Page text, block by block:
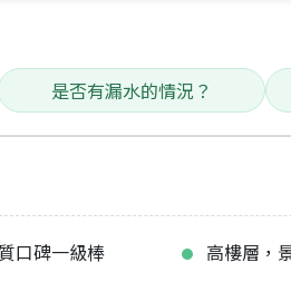
是否有漏水的情況？
口碑一級棒
高樓層，